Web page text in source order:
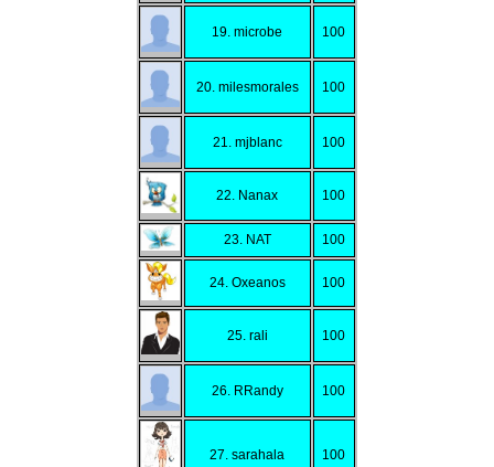
19. microbe 100
20. milesmorales 100
21. mjblanc 100
22. Nanax 100
23. NAT 100
24. Oxeanos 100
25. rali 100
26. RRandy 100
27. sarahala 100